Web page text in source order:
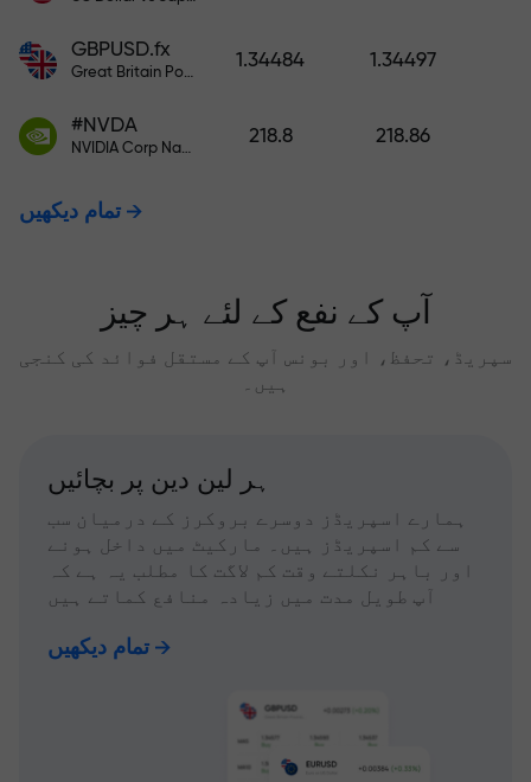
GBPUSD.fx
Great Britain Pound vs US Dollar
1.34484 1.34497
#NVDA
NVIDIA Corp Nasdaq Stock Exchange (Nasdaq) USD
218.8 218.86
تمام دیکھیں
آپ کے نفع کے لئے ہر چیز
سپریڈ، تحفظ، اور بونس آپ کے مستقل فوائد کی کنجی
ہیں۔
ہر لین دین پر بچائیں
ہمارے اسپریڈز دوسرے بروکرز کے درمیان سب
سے کم اسپریڈز ہیں۔ مارکیٹ میں داخل ہونے
اور باہر نکلتے وقت کم لاگت کا مطلب یہ ہے کہ
آپ طویل مدت میں زیادہ منافع کماتے ہیں
تمام دیکھیں